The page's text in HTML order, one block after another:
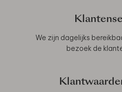
We zijn dagelijks
bezoek de